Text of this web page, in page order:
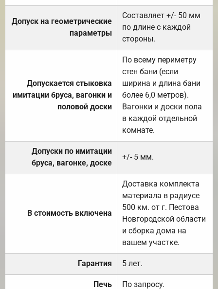
Допуск на геометрические
параметры
Составляет +/- 50 мм
по длине с каждой
стороны.
Допускается стыковка
имитации бруса, вагонки и
половой доски
По всему периметру
стен бани (если
ширина и длина бани
более 6,0 метров).
Вагонки и доски пола
в каждой отдельной
комнате.
Допуски по имитации
бруса, вагонке, доске
+/- 5 мм.
В стоимость включена
Доставка комплекта
материала в радиусе
500 км. от г. Пестова
Новгородской области
и сборка дома на
вашем участке.
Гарантия 5 лет.
Печь По запросу.